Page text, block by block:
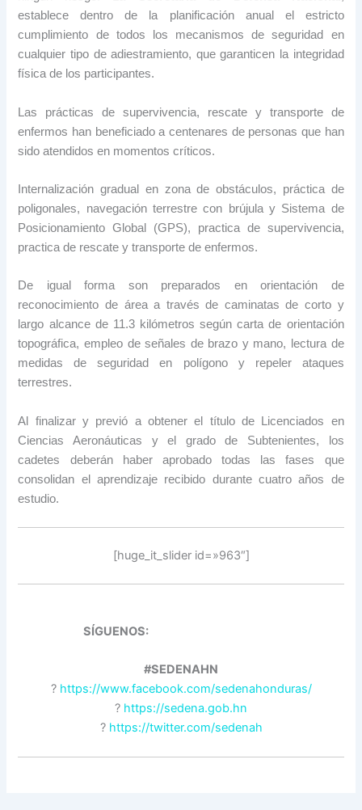
establece dentro de la planificación anual el estricto
cumplimiento de todos los mecanismos de seguridad en
cualquier tipo de adiestramiento, que garanticen la integridad
física de los participantes.
Las prácticas de supervivencia, rescate y transporte de
enfermos han beneficiado a centenares de personas que han
sido atendidos en momentos críticos.
Internalización gradual en zona de obstáculos, práctica de
poligonales, navegación terrestre con brújula y Sistema de
Posicionamiento Global (GPS), practica de supervivencia,
practica de rescate y transporte de enfermos.
De igual forma son preparados en orientación de
reconocimiento de área a través de caminatas de corto y
largo alcance de 11.3 kilómetros según carta de orientación
topográfica, empleo de señales de brazo y mano, lectura de
medidas de seguridad en polígono y repeler ataques
terrestres.
Al finalizar y previó a obtener el título de Licenciados en
Ciencias Aeronáuticas y el grado de Subtenientes, los
cadetes deberán haber aprobado todas las fases que
consolidan el aprendizaje recibido durante cuatro años de
estudio.
[huge_it_slider id=»963″]
SÍGUENOS:
#SEDENAHN
? https://www.facebook.com/sedenahonduras/
? https://sedena.gob.hn
? https://twitter.com/sedenah